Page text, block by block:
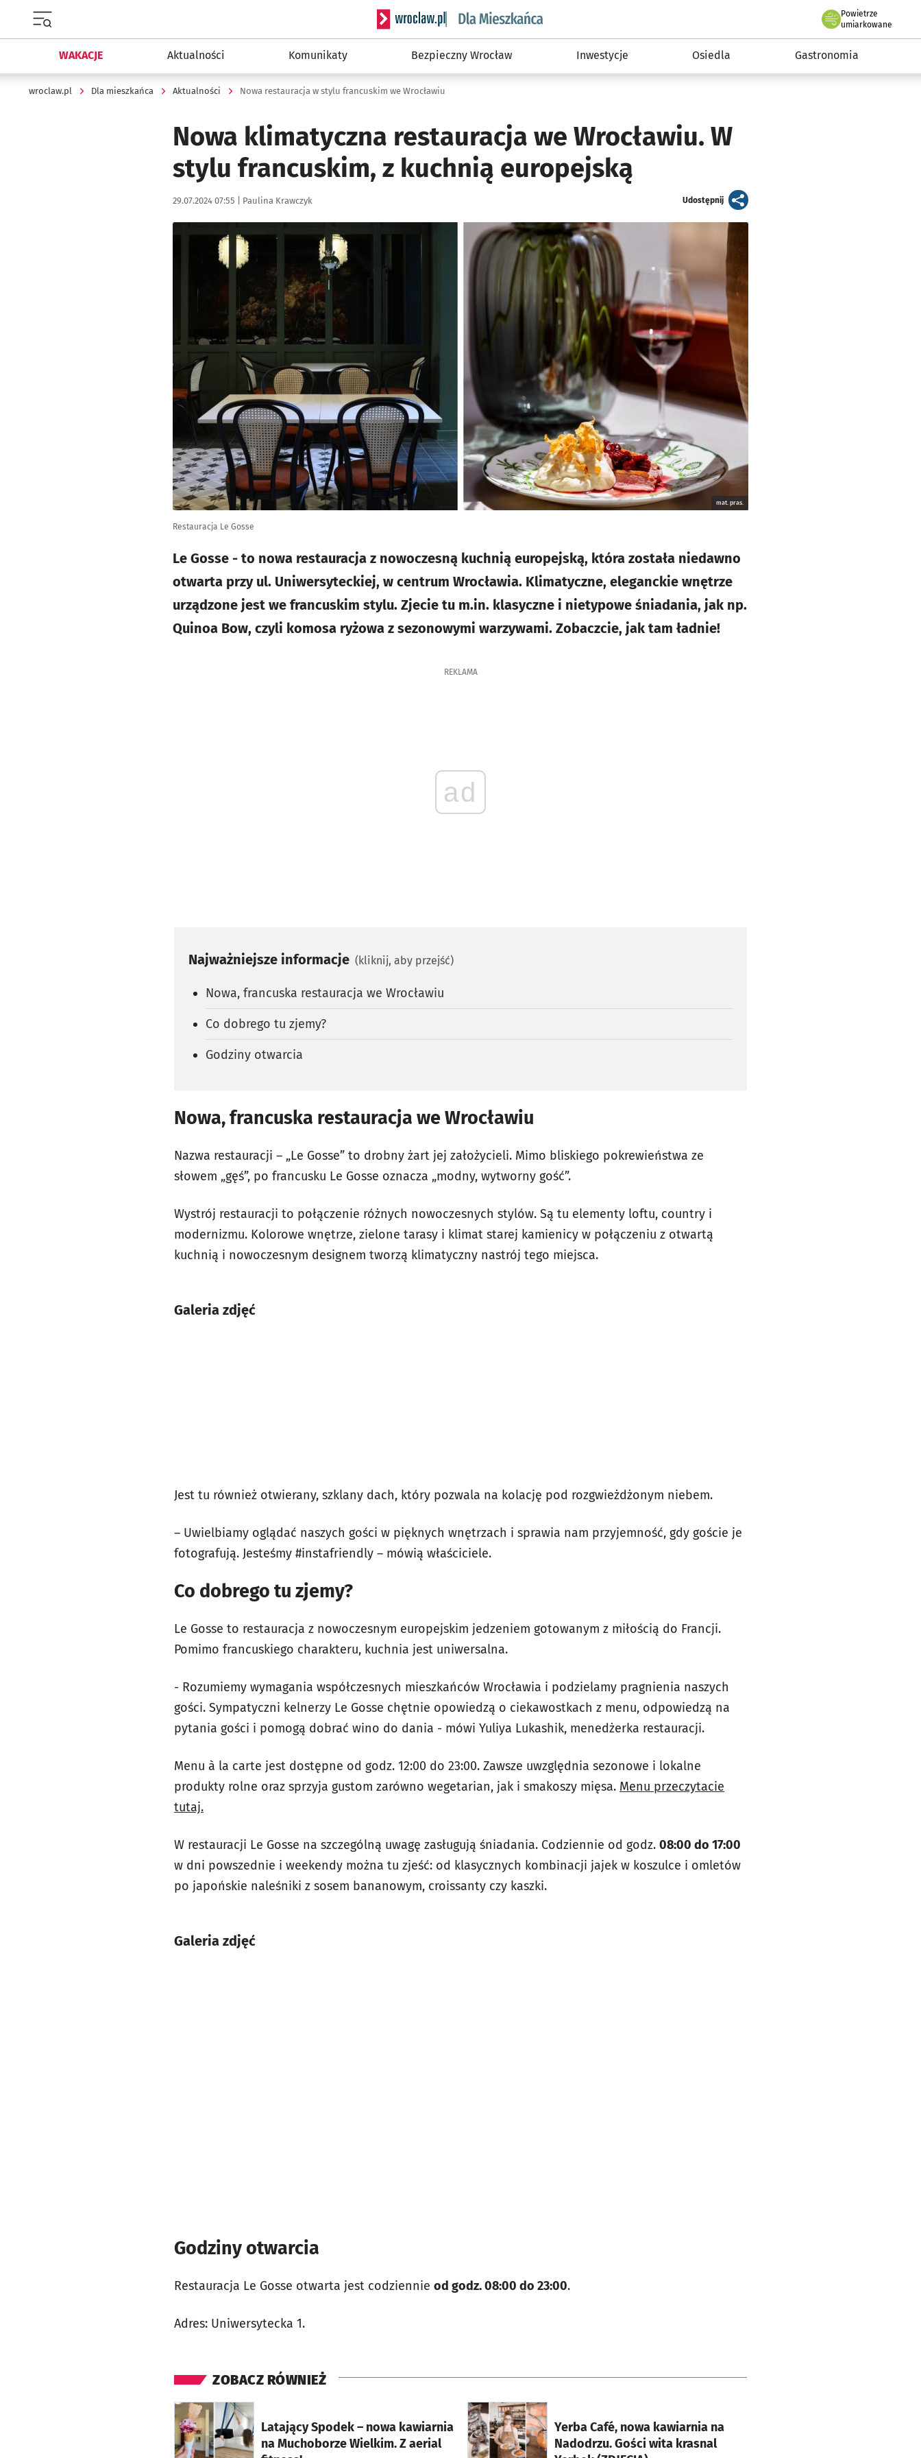
Serwis informacyjny wroclaw.pl podserwis: Dla mieszkańca
Powietrze
we Wrocławiu
umiarkowane
WAKACJE Aktualności Komunikaty Bezpieczny Wrocław Inwestycje Osiedla Gastronomia
wroclaw.pl Dla mieszkańca Aktualności Nowa restauracja w stylu francuskim we Wrocławiu
Nowa klimatyczna restauracja we Wrocławiu. W
stylu francuskim, z kuchnią europejską
Data publikacji:
29.07.2024 07:55 | Autor:
Paulina Krawczyk Udostępnijartykuł
mat. pras.
Restauracja Le Gosse
Le Gosse - to nowa restauracja z nowoczesną kuchnią europejską, która została niedawno
otwarta przy ul. Uniwersyteckiej, w centrum Wrocławia. Klimatyczne, eleganckie wnętrze
urządzone jest we francuskim stylu. Zjecie tu m.in. klasyczne i nietypowe śniadania, jak np.
Quinoa Bow, czyli komosa ryżowa z sezonowymi warzywami. Zobaczcie, jak tam ładnie!
REKLAMA
ad
Najważniejsze informacje (kliknij, aby przejść)
Nowa, francuska restauracja we Wrocławiu
Co dobrego tu zjemy?
Godziny otwarcia
Nowa, francuska restauracja we Wrocławiu
Nazwa restauracji – „Le Gosse” to drobny żart jej założycieli. Mimo bliskiego pokrewieństwa ze
słowem „gęś”, po francusku Le Gosse oznacza „modny, wytworny gość”.
Wystrój restauracji to połączenie różnych nowoczesnych stylów. Są tu elementy loftu, country i
modernizmu. Kolorowe wnętrze, zielone tarasy i klimat starej kamienicy w połączeniu z otwartą
kuchnią i nowoczesnym designem tworzą klimatyczny nastrój tego miejsca.
Galeria zdjęć
Jest tu również otwierany, szklany dach, który pozwala na kolację pod rozgwieżdżonym niebem.
– Uwielbiamy oglądać naszych gości w pięknych wnętrzach i sprawia nam przyjemność, gdy goście je
fotografują. Jesteśmy #instafriendly – mówią właściciele.
Co dobrego tu zjemy?
Le Gosse to restauracja z nowoczesnym europejskim jedzeniem gotowanym z miłością do Francji.
Pomimo francuskiego charakteru, kuchnia jest uniwersalna.
- Rozumiemy wymagania współczesnych mieszkańców Wrocławia i podzielamy pragnienia naszych
gości. Sympatyczni kelnerzy Le Gosse chętnie opowiedzą o ciekawostkach z menu, odpowiedzą na
pytania gości i pomogą dobrać wino do dania - mówi Yuliya Lukashik, menedżerka restauracji.
Menu à la carte jest dostępne od godz. 12:00 do 23:00. Zawsze uwzględnia sezonowe i lokalne
produkty rolne oraz sprzyja gustom zarówno wegetarian, jak i smakoszy mięsa. Menu przeczytacie
tutaj.
W restauracji Le Gosse na szczególną uwagę zasługują śniadania. Codziennie od godz. 08:00 do 17:00
w dni powszednie i weekendy można tu zjeść: od klasycznych kombinacji jajek w koszulce i omletów
po japońskie naleśniki z sosem bananowym, croissanty czy kaszki.
Galeria zdjęć
Godziny otwarcia
Restauracja Le Gosse otwarta jest codziennie od godz. 08:00 do 23:00.
Adres: Uniwersytecka 1.
ZOBACZ RÓWNIEŻ
Latający Spodek – nowa kawiarnia
na Muchoborze Wielkim. Z aerial
otworzy się w nowej karcie
Yerba Café, nowa kawiarnia na
Nadodrzu. Gości wita krasnal
otworzy się w nowej karcie